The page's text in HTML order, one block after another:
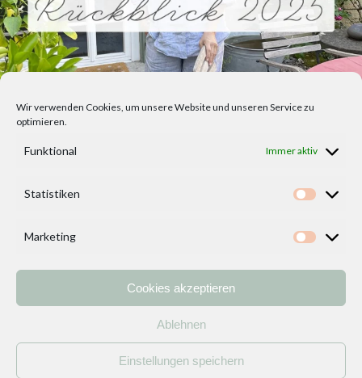
Wir verwenden Cookies, um unsere Website und unseren Service zu
optimieren.
Funktional Immer aktiv
Statistiken
Marketing
Cookies akzeptieren
Ablehnen
Einstellungen speichern
Kontakt
Impressum/ Datenschutzerklärung